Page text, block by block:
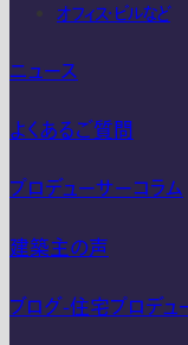
オフィス・ビルなど
ニュース
よくあるご質問
プロデューサーコラム
建築主の声
ブログ-住宅プロデュ